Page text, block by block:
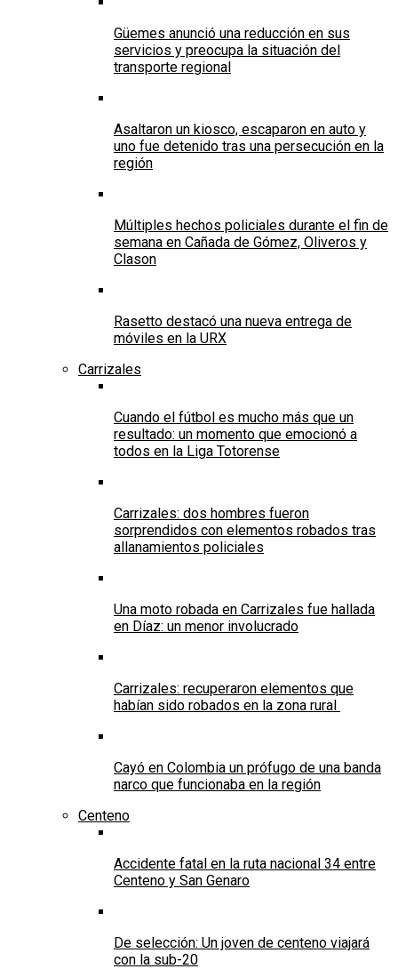
Güemes anunció una reducción en sus
servicios y preocupa la situación del
transporte regional
Asaltaron un kiosco, escaparon en auto y
uno fue detenido tras una persecución en la
región
Múltiples hechos policiales durante el fin de
semana en Cañada de Gómez, Oliveros y
Clason
Rasetto destacó una nueva entrega de
móviles en la URX
Carrizales
Cuando el fútbol es mucho más que un
resultado: un momento que emocionó a
todos en la Liga Totorense
Carrizales: dos hombres fueron
sorprendidos con elementos robados tras
allanamientos policiales
Una moto robada en Carrizales fue hallada
en Díaz: un menor involucrado
Carrizales: recuperaron elementos que
habían sido robados en la zona rural
Cayó en Colombia un prófugo de una banda
narco que funcionaba en la región
Centeno
Accidente fatal en la ruta nacional 34 entre
Centeno y San Genaro
De selección: Un joven de centeno viajará
con la sub-20